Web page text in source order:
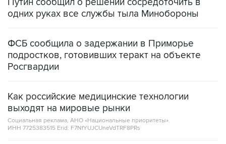
ФСБ сообщила о задержании в Приморье
Росгвардии
Как российские медицинские технологии
Социальная реклама, АНО «Национальные приоритеты».
ИНН 7725383515 Erid: F7NfYUJCUneVdTRF8PRs